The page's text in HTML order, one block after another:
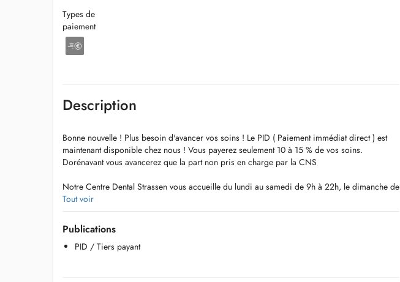
Types de
paiement
Description
Bonne nouvelle ! Plus besoin d'avancer vos soins ! Le PID ( Paiement immédiat direct ) est
maintenant disponible chez nous ! Vous payerez seulement 10 à 15 % de vos soins.
Dorénavant vous avancerez que la part non pris en charge par la CNS
Notre Centre Dental Strassen vous accueille du lundi au samedi de 9h à 22h, le dimanche de
10h à 00h et jours fériés avec ou sans rendez-vous.
Nous mettons à votre disposition un plateau technique complet destiné à vous fournir les
soins les plus avancés en Endodontie, Parodontologie et en Implantologie.
Notre centre possède des équipements les plus modernes notamment en radiologie, ou nous
pouvons réaliser des scanner intra-oraux (cône beam ou CBCT).
Tout voir
Publications
PID / Tiers payant